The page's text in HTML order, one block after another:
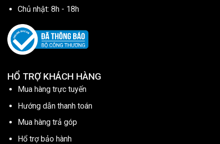
Chủ nhật: 8h - 18h
HỔ TRỢ KHÁCH HÀNG
Mua hàng trực tuyến
Hướng dẫn thanh toán
Mua hàng trả góp
Hổ trợ bảo hành